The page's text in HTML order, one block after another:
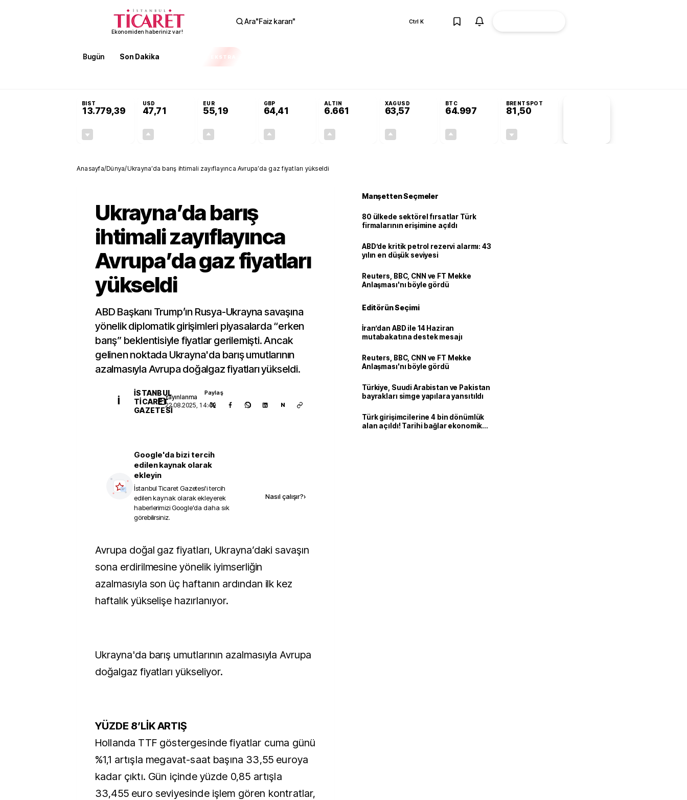
Ekonomiden haberiniz var!
Ara"Faiz kararı" Ctrl K
Bugün Son Dakika EKSTRA
BIST
13.779,39
USD
47,71
EUR
55,19
GBP
64,41
ALTIN
6.661
XAGUSD
63,57
BTC
64.997
BRENTSPOT
81,50
Anasayfa/Dünya/Ukrayna’da barış ihtimali zayıflayınca Avrupa’da gaz fiyatları yükseldi
Ukrayna’da barış
ihtimali zayıflayınca
Avrupa’da gaz fiyatları
yükseldi
ABD Başkanı Trump’ın Rusya-Ukrayna savaşına
yönelik diplomatik girişimleri piyasalarda “erken
barış” beklentisiyle fiyatlar gerilemişti. Ancak
gelinen noktada Ukrayna'da barış umutlarının
azalmasıyla Avrupa doğalgaz fiyatları yükseldi.
İ
İSTANBUL
TICARET
GAZETESI
Yayınlanma
22.08.2025, 14:49
Paylaş
N
Google'da bizi tercih
edilen kaynak olarak
ekleyin
İstanbul Ticaret Gazetesi'i tercih
edilen kaynak olarak ekleyerek
haberlerimizi Google'da daha sık
görebilirsiniz.
Nasıl çalışır?›
Avrupa doğal gaz fiyatları, Ukrayna’daki savaşın
sona erdirilmesine yönelik iyimserliğin
azalmasıyla son üç haftanın ardından ilk kez
haftalık yükselişe hazırlanıyor.
Ukrayna'da barış umutlarının azalmasıyla Avrupa
doğalgaz fiyatları yükseliyor.
YÜZDE 8’LİK ARTIŞ
Hollanda TTF göstergesinde fiyatlar cuma günü
%1,1 artışla megavat-saat başına 33,55 euroya
kadar çıktı. Gün içinde yüzde 0,85 artışla
33,455 euro seviyesinde işlem gören kontratlar,
Manşetten Seçmeler
80 ülkede sektörel fırsatlar Türk
firmalarının erişimine açıldı
ABD’de kritik petrol rezervi alarmı: 43
yılın en düşük seviyesi
Reuters, BBC, CNN ve FT Mekke
Anlaşması'nı böyle gördü
Editörün Seçimi
İran’dan ABD ile 14 Haziran
mutabakatına destek mesajı
Reuters, BBC, CNN ve FT Mekke
Anlaşması'nı böyle gördü
Türkiye, Suudi Arabistan ve Pakistan
bayrakları simge yapılara yansıtıldı
Türk girişimcilerine 4 bin dönümlük
alan açıldı! Tarihi bağlar ekonomik